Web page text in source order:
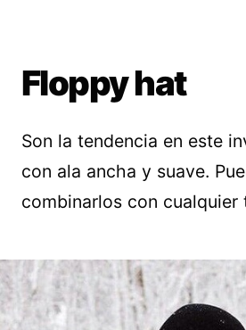
Floppy hat
Son la tendencia en este
con ala ancha y suave.
combinarlos con